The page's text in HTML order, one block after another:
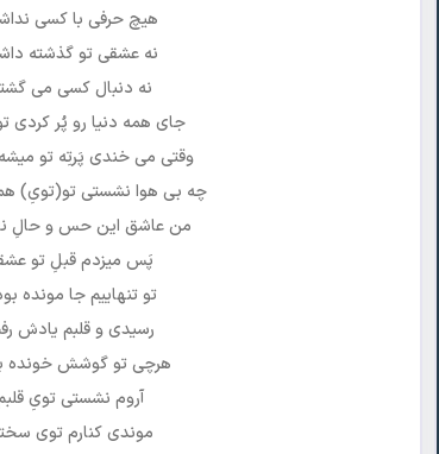
هیچ حرفی با کسی
نه عشقی تو گذشته
نه دنبال کسی می
جای همه دنیا رو پُر کردی
وقتی می خندی پَرتِه تو
چه بی هوا نشستی تو(تویِ)
من عاشق این حس و حالِ
پَس میزدم قبلِ تو
تو تنهاییم جا مونده
رسیدی و قلبم یادش
هرچی تو گوشش خونده
آروم نشستی تویِ
موندی کنارم توی